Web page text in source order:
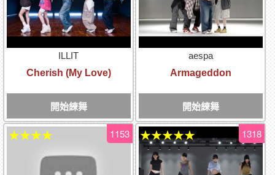
ILLIT
Cherish (My Love)
開始練舞
aespa
Armageddon
開始練舞
1153
★★★★ 1318
★★★★★